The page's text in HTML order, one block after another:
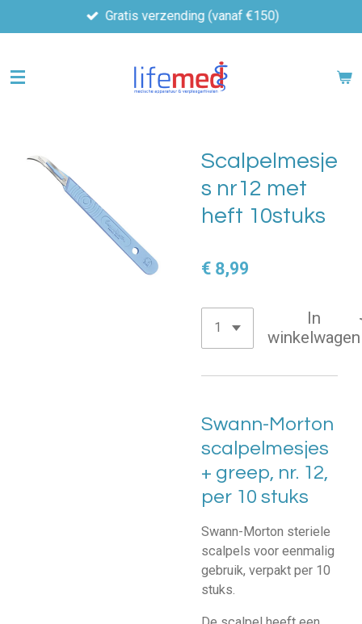
direct
de
Gratis verzending (vanaf €150)
Scalpelmesje
s nr12 met
heft 10stuks
€ 8,99
In
winkelwagen
Swann-Morton
scalpelmesjes
+ greep, nr. 12,
per 10 stuks
Swann-Morton steriele
scalpels voor eenmalig
gebruik, verpakt per 10
stuks.